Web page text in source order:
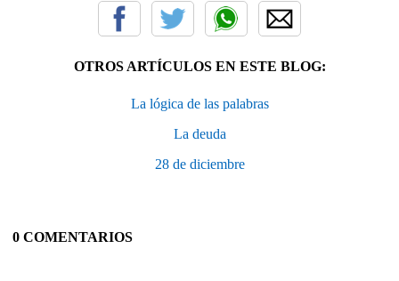
OTROS ARTÍCULOS EN ESTE BLOG:
La lógica de las palabras
La deuda
28 de diciembre
0 COMENTARIOS